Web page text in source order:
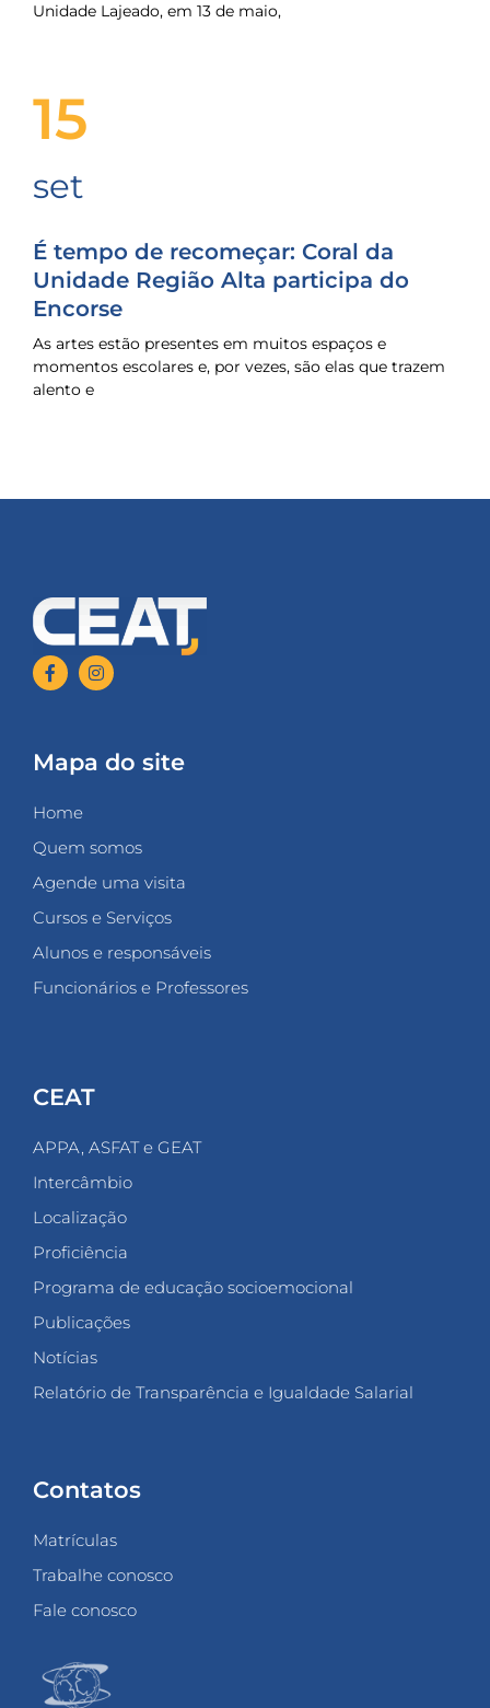
Unidade Lajeado, em 13 de maio,
15
set
É tempo de recomeçar: Coral da
Unidade Região Alta participa do
Encorse
As artes estão presentes em muitos espaços e
momentos escolares e, por vezes, são elas que trazem
alento e
Mapa do site
Home
Quem somos
Agende uma visita
Cursos e Serviços
Alunos e responsáveis
Funcionários e Professores
CEAT
APPA, ASFAT e GEAT
Intercâmbio
Localização
Proficiência
Programa de educação socioemocional
Publicações
Notícias
Relatório de Transparência e Igualdade Salarial
Contatos
Matrículas
Trabalhe conosco
Fale conosco